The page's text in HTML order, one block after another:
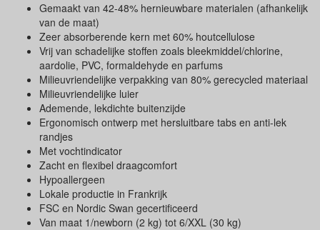
Gemaakt van 42-48% hernieuwbare materialen (afhankelijk
van de maat)
Zeer absorberende kern met 60% houtcellulose
Vrij van schadelijke stoffen zoals bleekmiddel/chlorine,
aardolie, PVC, formaldehyde en parfums
Milieuvriendelijke verpakking van 80% gerecycled materiaal
Milieuvriendelijke luier
Ademende, lekdichte buitenzijde
Ergonomisch ontwerp met hersluitbare tabs en anti-lek
randjes
Met vochtindicator
Zacht en flexibel draagcomfort
Hypoallergeen
Lokale productie in Frankrijk
FSC en Nordic Swan gecertificeerd
Van maat 1/newborn (2 kg) tot 6/XXL (30 kg)